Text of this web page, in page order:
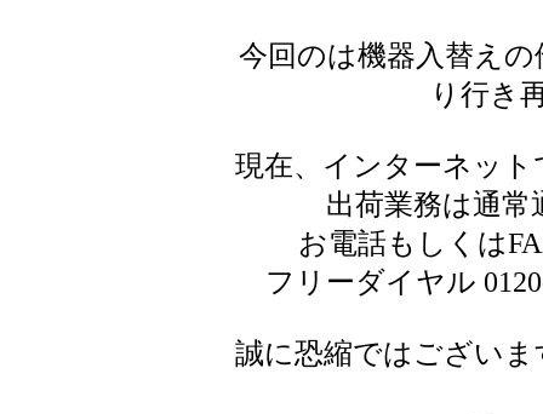
今回のは機器入替え
り行き
現在、インターネッ
出荷業務は通
お電話もしくは
フリーダイヤル
誠に恐縮ではござい